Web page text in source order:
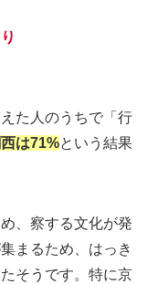
た人のうちで「行
は71%という結果
、察する文化が発
まるため、はっき
そうです。特に京